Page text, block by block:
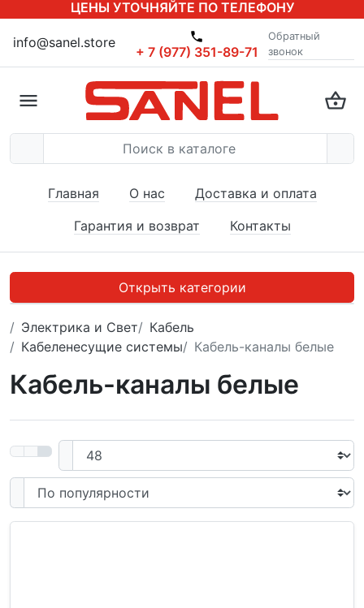
ЦЕНЫ УТОЧНЯЙТЕ ПО ТЕЛЕФОНУ
info@sanel.store
+ 7 (977) 351-89-71
Обратный
звонок
Главная О нас
Доставка и оплата
Гарантия и возврат
Контакты
Открыть категории
Электрика и Свет
Кабель
Кабеленесущие системы
Кабель-каналы белые
Кабель-каналы белые